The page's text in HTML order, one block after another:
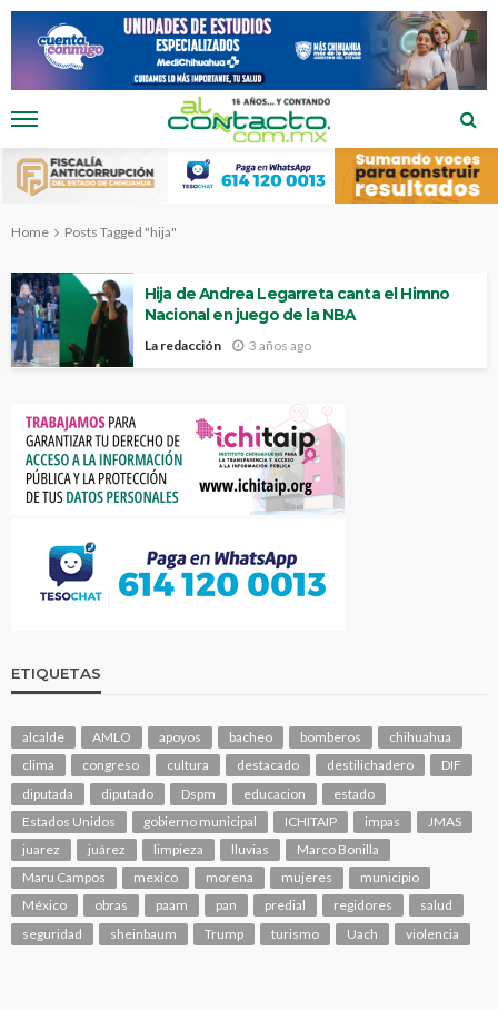
Home Posts Tagged "hija"
Hija de Andrea Legarreta canta el Himno
Nacional en juego de la NBA
La redacción 3 años ago
ETIQUETAS
alcalde AMLO apoyos bacheo bomberos
chihuahua
clima
congreso cultura destacado destilichadero
DIF
diputada
diputado Dspm educacion
estado
Estados Unidos
gobierno municipal ICHITAIP impas
JMAS
juarez
juárez limpieza lluvias
Marco Bonilla
Maru Campos
mexico morena mujeres
municipio
México
obras paam pan predial regidores
salud
seguridad
sheinbaum Trump turismo Uach violencia